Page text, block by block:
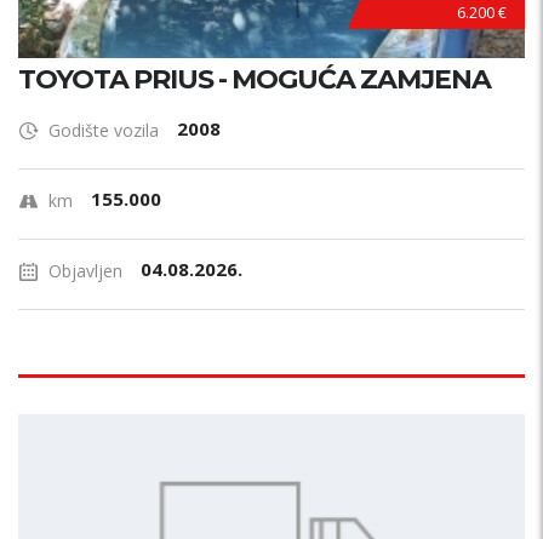
6.200 €
TOYOTA PRIUS - MOGUĆA ZAMJENA
Godište vozila 2008
km 155.000
Objavljen 04.08.2026.